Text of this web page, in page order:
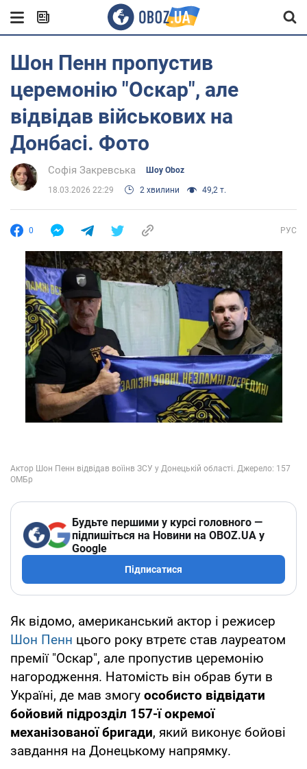
Шон Пенн пропустив
церемонію "Оскар", але
відвідав військових на
Донбасі. Фото
Софія Закревська Шоу Oboz
18.03.2026 22:29 2 хвилини 49,2 т.
0 РУС
Будьте першими у курсі головного —
підпишіться на Новини на OBOZ.UA у
Google
Підписатися
Як відомо, американський актор і режисер
Шон Пенн цього року втретє став лауреатом
премії "Оскар", але пропустив церемонію
нагородження. Натомість він обрав бути в
Україні, де мав змогу особисто відвідати
бойовий підрозділ 157-ї окремої
механізованої бригади, який виконує бойові
завдання на Донецькому напрямку.